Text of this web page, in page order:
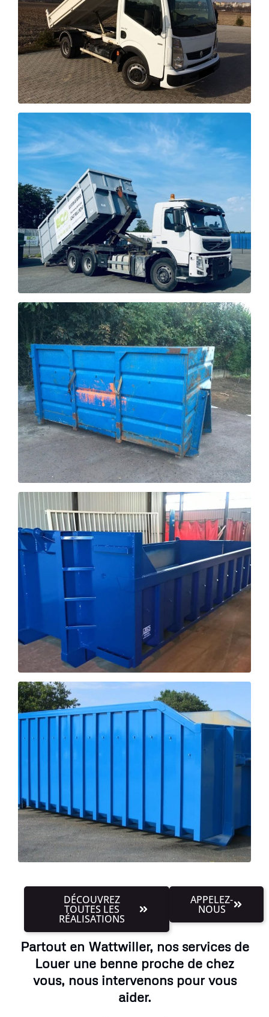
DÉCOUVREZ
TOUTES LES
RÉALISATIONS
APPELEZ-
NOUS
Partout en Wattwiller, nos services de
Louer une benne proche de chez
vous, nous intervenons pour vous
aider.